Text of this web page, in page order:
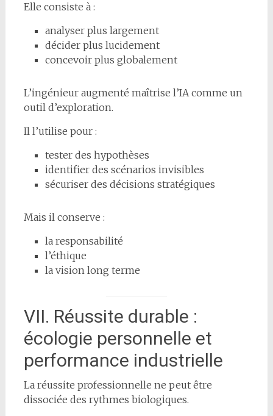
Elle consiste à :
analyser plus largement
décider plus lucidement
concevoir plus globalement
L’ingénieur augmenté maîtrise l’IA comme un
outil d’exploration.
Il l’utilise pour :
tester des hypothèses
identifier des scénarios invisibles
sécuriser des décisions stratégiques
Mais il conserve :
la responsabilité
l’éthique
la vision long terme
VII. Réussite durable :
écologie personnelle et
performance industrielle
La réussite professionnelle ne peut être
dissociée des rythmes biologiques.